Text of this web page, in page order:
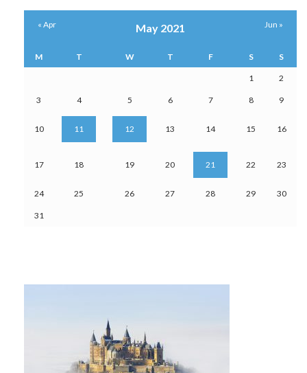
May 2021
M T W T F S S
1 2
3 4 5 6 7 8 9
10 11 12 13 14 15 16
17 18 19 20 21 22 23
24 25 26 27 28 29 30
31
« Apr Jun »